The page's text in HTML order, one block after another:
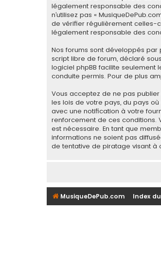
légalement responsable des
n’utilisez pas «
de vérifier régulièrement celles-
légalement responsable des
Nos forums sont développés par
script libre de forum, déclaré
logiciel phpBB facilite seulement
conduite permis. Pour de plus
Vous acceptez de ne pas
les lois de votre pays, du pays
avec une notification à votre
renforcement de ces conditions.
est nécessaire. En tant que
informations ne soient pas
de tentative de piratage visant à
MusiqueDePub.com Index